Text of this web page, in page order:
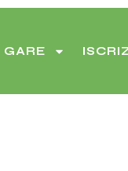
GARE